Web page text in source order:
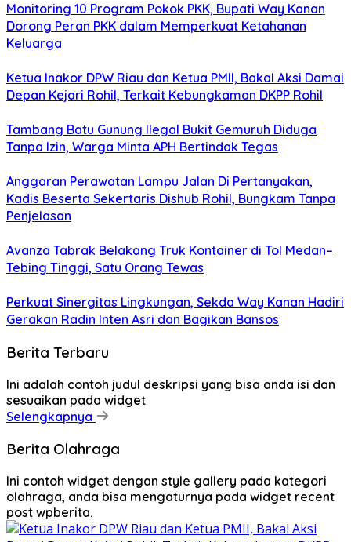
Monitoring 10 Program Pokok PKK, Bupati Way Kanan
Dorong Peran PKK dalam Memperkuat Ketahanan
Keluarga
Ketua Inakor DPW Riau dan Ketua PMII, Bakal Aksi Damai
Depan Kejari Rohil, Terkait Kebungkaman DKPP Rohil
Tambang Batu Gunung Ilegal Bukit Gemuruh Diduga
Tanpa Izin, Warga Minta APH Bertindak Tegas
Anggaran Perawatan Lampu Jalan Di Pertanyakan,
Kadis Beserta Sekertaris Dishub Rohil, Bungkam Tanpa
Penjelasan
Avanza Tabrak Belakang Truk Kontainer di Tol Medan–
Tebing Tinggi, Satu Orang Tewas
Perkuat Sinergitas Lingkungan, Sekda Way Kanan Hadiri
Gerakan Radin Inten Asri dan Bagikan Bansos
Berita Terbaru
Ini adalah contoh judul deskripsi yang bisa anda isi dan
sesuaikan pada widget
Selengkapnya
Berita Olahraga
Ini contoh widget dengan style gallery pada kategori
olahraga, anda bisa mengaturnya pada widget recent
post wpberita.